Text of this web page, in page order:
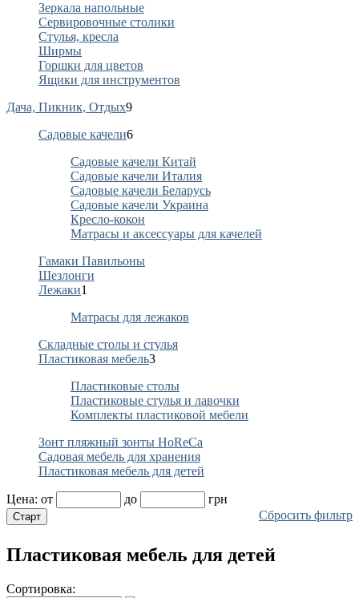
Зеркала напольные
Сервировочные столики
Стулья, кресла
Ширмы
Горшки для цветов
Ящики для инструментов
Дача, Пикник, Отдых9
Садовые качели6
Садовые качели Китай
Садовые качели Италия
Садовые качели Беларусь
Садовые качели Украина
Кресло-кокон
Матрасы и аксессуары для качелей
Гамаки Павильоны
Шезлонги
Лежаки1
Матрасы для лежаков
Складные столы и стулья
Пластиковая мебель3
Пластиковые столы
Пластиковые стулья и лавочки
Комплекты пластиковой мебели
Зонт пляжный зонты HoReCa
Садовая мебель для хранения
Пластиковая мебель для детей
Цена: от до
грн
Сбросить фильтр
Пластиковая мебель для детей
Сортировка: